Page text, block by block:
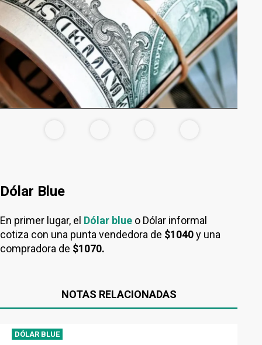
Dólar Blue
En primer lugar, el Dólar blue o Dólar informal
cotiza con una punta vendedora de $1040y una
compradora de $1070.
NOTAS RELACIONADAS
DÓLAR BLUE